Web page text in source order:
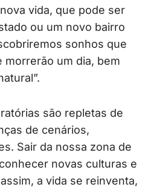
vida, que pode ser
ou um novo bairro
sonhos que
um dia, bem
são repletas de
de cenários,
Sair da nossa zona de
novas culturas e
a vida se reinventa,